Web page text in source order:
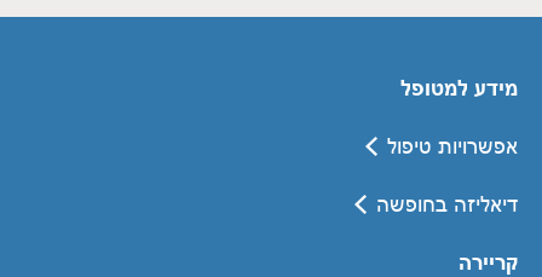
Poland
Russia
Serbia
מידע למטופל
אפשרויות טיפול
דיאליזה בחופשה
קריירה